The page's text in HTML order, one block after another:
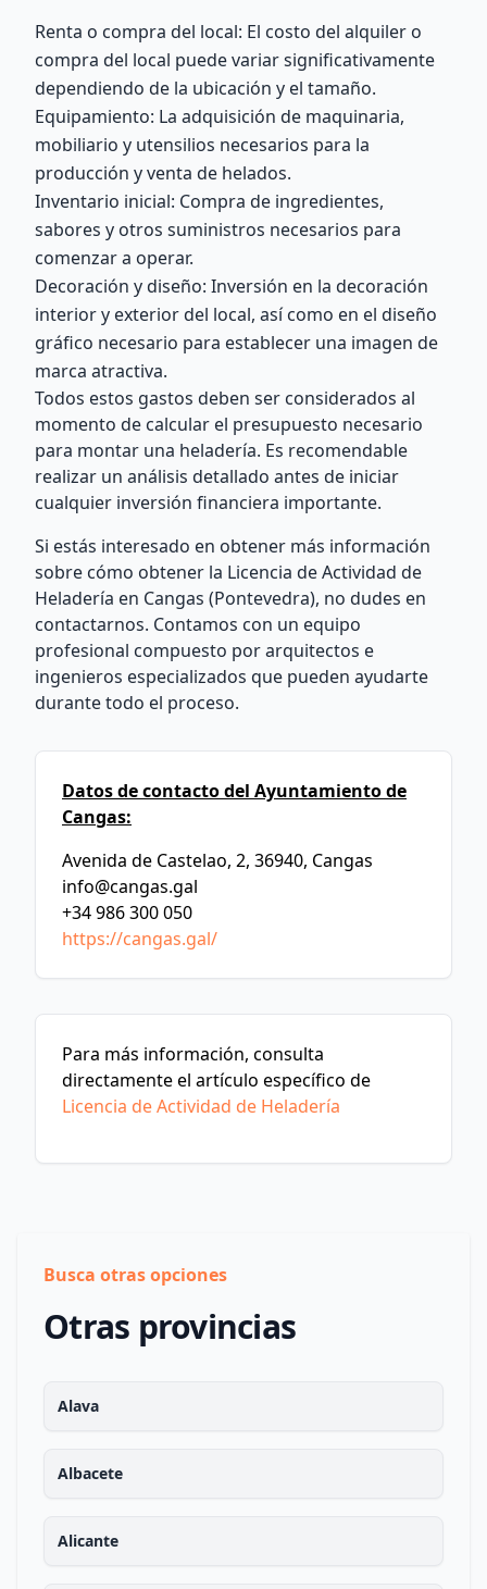
Renta o compra del local: El costo del alquiler o
compra del local puede variar significativamente
dependiendo de la ubicación y el tamaño.
Equipamiento: La adquisición de maquinaria,
mobiliario y utensilios necesarios para la
producción y venta de helados.
Inventario inicial: Compra de ingredientes,
sabores y otros suministros necesarios para
comenzar a operar.
Decoración y diseño: Inversión en la decoración
interior y exterior del local, así como en el diseño
gráfico necesario para establecer una imagen de
marca atractiva.
Todos estos gastos deben ser considerados al
momento de calcular el presupuesto necesario
para montar una heladería. Es recomendable
realizar un análisis detallado antes de iniciar
cualquier inversión financiera importante.
Si estás interesado en obtener más información
sobre cómo obtener la Licencia de Actividad de
Heladería en Cangas (Pontevedra), no dudes en
contactarnos. Contamos con un equipo
profesional compuesto por arquitectos e
ingenieros especializados que pueden ayudarte
durante todo el proceso.
Datos de contacto del Ayuntamiento de
Cangas:
Avenida de Castelao, 2, 36940, Cangas
info@cangas.gal
+34 986 300 050
https://cangas.gal/
Para más información, consulta
directamente el artículo específico de
Licencia de Actividad de Heladería
Busca otras opciones
Otras provincias
Alava
Albacete
Alicante